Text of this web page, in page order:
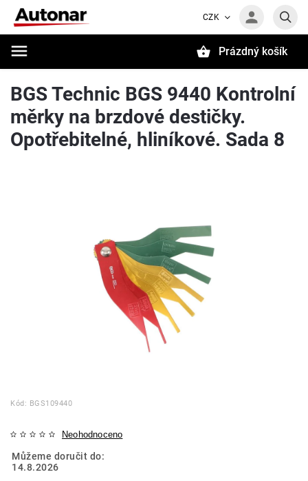
CZK
Prázdný košík
BGS Technic BGS 9440 Kontrolní
měrky na brzdové destičky.
Opotřebitelné, hliníkové. Sada 8
Kód: BGS109440
Neohodnoceno
Můžeme doručit do:
14.8.2026